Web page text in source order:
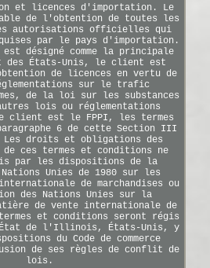
et licences d'importation. Le
de l'obtention de toutes les
autorisations officielles qui
par le pays d'importation.
désigné comme la principale
États-Unis, le client est
de licences en vertu de
sur le trafic
de la loi sur les substances
lois ou réglementations
client est le FPPI, les termes
6 de cette Section III
droits et obligations des
ces termes et conditions ne
par les dispositions de la
Nations Unies de 1980 sur les
de marchandises ou
des Nations Unies sur la
de vente internationale de
termes et conditions seront régis
de l'Illinois, États-Unis, y
du Code de commerce
de ses règles de conflit de
lois.